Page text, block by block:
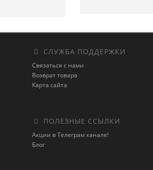
СЛУЖБА ПОДДЕРЖКИ
Связаться с нами
Возврат товара
Карта сайта
ПОЛЕЗНЫЕ ССЫЛКИ
Акции в Телеграм канале!
Блог